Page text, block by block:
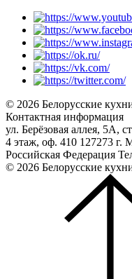
© 2026 Белорусские
Контактная информация
ул. Берёзовая аллея, 5А,
4 этаж, оф. 410 127273 г.
Российская Федерация
© 2026 Белорусские